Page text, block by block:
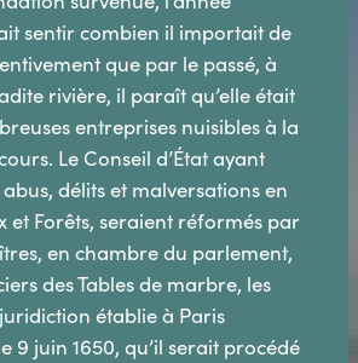
sentir combien il importait de
que par le passé, à
rivière, il paraît qu’elle était
entreprises nuisibles à la
Le Conseil d’État ayant
délits et malversations en
et Forêts, seraient réformés par
en chambre du parlement,
des Tables de marbre, les
établie à Paris
9 juin 1650, qu’il serait procédé